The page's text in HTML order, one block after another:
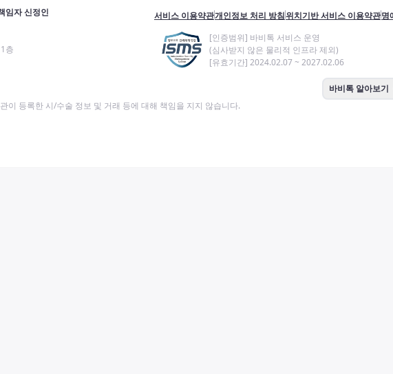
임자 신정인
층
서비스 이용약관개인정보 처리 방침위치기반 서비스 이용약관명
[인증범위] 바비톡 서비스 운영
(심사받지 않은 물리적 인프라 제외)
[유효기간] 2024.02.07 ~ 2027.02.06
바비톡 알아보기
이 등록한 시/수술 정보 및 거래 등에 대해 책임을 지지 않습니다.